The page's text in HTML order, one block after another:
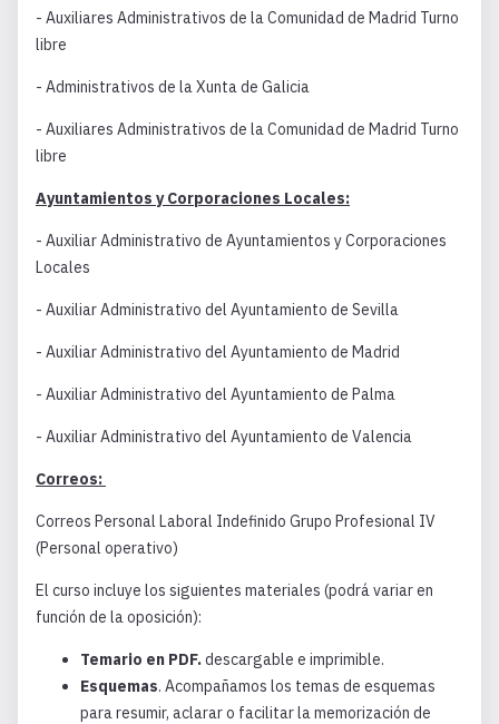
- Auxiliares Administrativos de la Comunidad de Madrid Turno
libre
- Administrativos de la Xunta de Galicia
- Auxiliares Administrativos de la Comunidad de Madrid Turno
libre
Ayuntamientos y Corporaciones Locales:
- Auxiliar Administrativo de Ayuntamientos y Corporaciones
Locales
- Auxiliar Administrativo del Ayuntamiento de Sevilla
- Auxiliar Administrativo del Ayuntamiento de Madrid
- Auxiliar Administrativo del Ayuntamiento de Palma
- Auxiliar Administrativo del Ayuntamiento de Valencia
Correos:
Correos Personal Laboral Indefinido Grupo Profesional IV
(Personal operativo)
El curso incluye los siguientes materiales (podrá variar en
función de la oposición):
Temario en PDF.descargable e imprimible.
Esquemas. Acompañamos los temas de esquemas
para resumir, aclarar o facilitar la memorización de